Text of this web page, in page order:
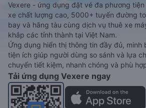
Vexere - ứng dụng đặt vé đa phương
xe chất lượng cao, 5000+ tuyến đường
bay và hãng tàu cùng dịch vụ thuê xe
khắp các tỉnh thành tại Việt Nam.
Ứng dụng hiển thị thông tin đầy đủ, minh
tiện ích giúp người dùng so sánh và lựa
chuyển tiết kiệm, nhanh chóng và phù
Tải ứng dụng Vexere ngay